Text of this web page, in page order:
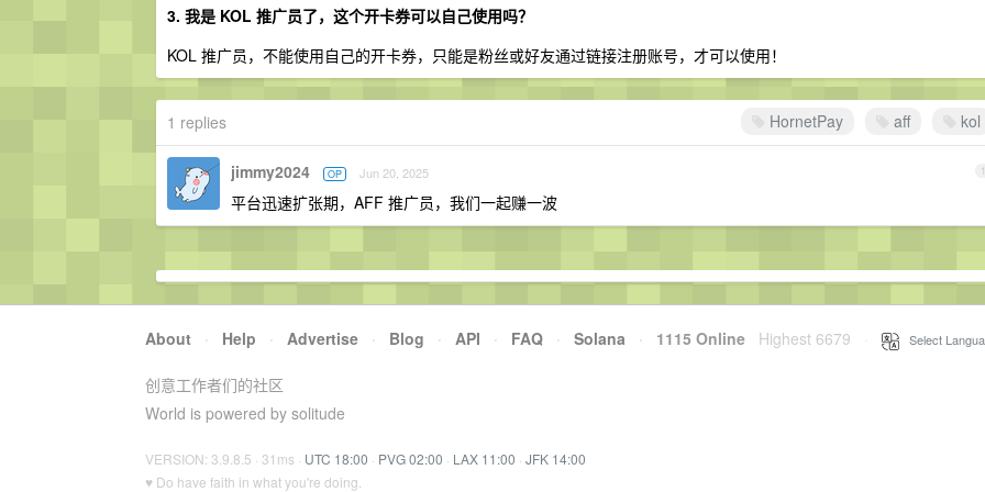
3. 我是 KOL 推广员了，这个开卡券可以自己使用吗？
KOL 推广员，不能使用自己的开卡券，只能是粉丝或好友通过链接注册账号，才可以使用！
HornetPay aff kol
1 replies
1
jimmy2024 OP Jun 20, 2025
平台迅速扩张期，AFF 推广员，我们一起赚一波
About · Help · Advertise · Blog · API · FAQ · Solana · 1115 Online Highest 6679 Select
创意工作者们的社区
World is powered by solitude
VERSION: 3.9.8.5 · 31ms · UTC 18:00 · PVG 02:00 · LAX 11:00 · JFK 14:00
♥ Do have faith in what you're doing.